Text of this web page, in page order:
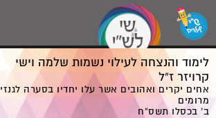
לימוד והנצחה לעילוי נשמות שלמה וישי
קרויזר ז”ל
אחים יקרים ואהובים אשר עלו יחדיו בסערה לגנזי
מרומים
ב' בכסלו תשס”ח